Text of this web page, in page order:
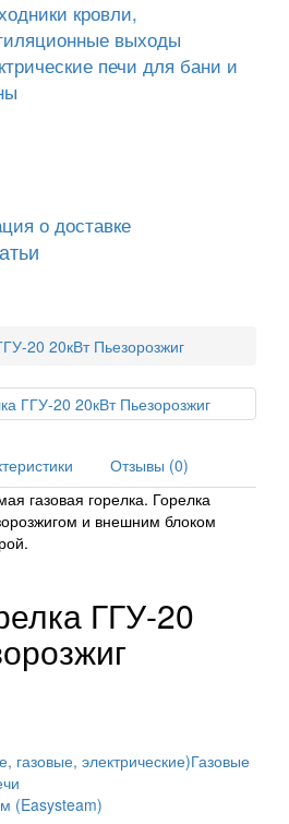
кровли,
выходы
печи для бани и
о доставке
20 20кВт Пьезорозжиг
Отзывы (0)
газовая горелка. Горелка
и внешним блоком
ГГУ-20
газовые, электрические)Газовые
(Easysteam)